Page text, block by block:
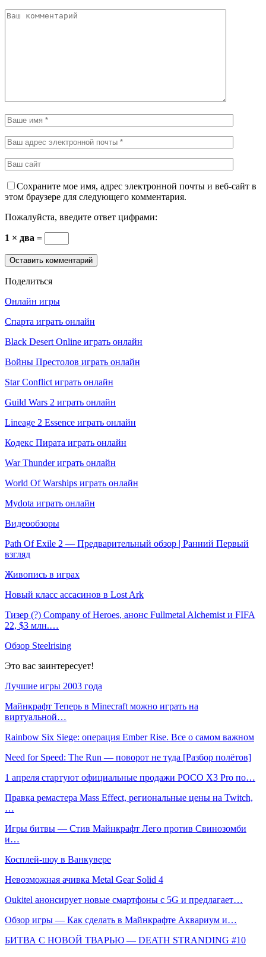
Сохраните мое имя, адрес электронной почты и веб-сайт в
этом браузере для следующего комментария.
Пожалуйста, введите ответ цифрами:
1 × два =
Поделиться
Онлайн игры
Спарта играть онлайн
Black Desert Online играть онлайн
Войны Престолов играть онлайн
Star Conflict играть онлайн
Guild Wars 2 играть онлайн
Lineage 2 Essence играть онлайн
Кодекс Пирата играть онлайн
War Thunder играть онлайн
World Of Warships играть онлайн
Mydota играть онлайн
Видеообзоры
Path Of Exile 2 — Предварительный обзор | Ранний Первый
взгляд
Живопись в играх
Новый класс ассасинов в Lost Ark
Тизер (?) Company of Heroes, анонс Fullmetal Alchemist и FIFA
22, $3 млн.…
Обзор Steelrising
Это вас заинтересует!
Лучшие игры 2003 года
Майнкрафт Теперь в Minecraft можно играть на
виртуальной…
Rainbow Six Siege: операция Ember Rise. Все о самом важном
Need for Speed: The Run — поворот не туда [Разбор полётов]
1 апреля стартуют официальные продажи POCO X3 Pro по…
Правка ремастера Mass Effect, региональные цены на Twitch,
…
Игры битвы — Стив Майнкрафт Лего против Свинозомби
и…
Косплей-шоу в Ванкувере
Невозможная ачивка Metal Gear Solid 4
Oukitel анонсирует новые смартфоны с 5G и предлагает…
Обзор игры — Как сделать в Майнкрафте Аквариум и…
БИТВА С НОВОЙ ТВАРЬЮ — DEATH STRANDING #10